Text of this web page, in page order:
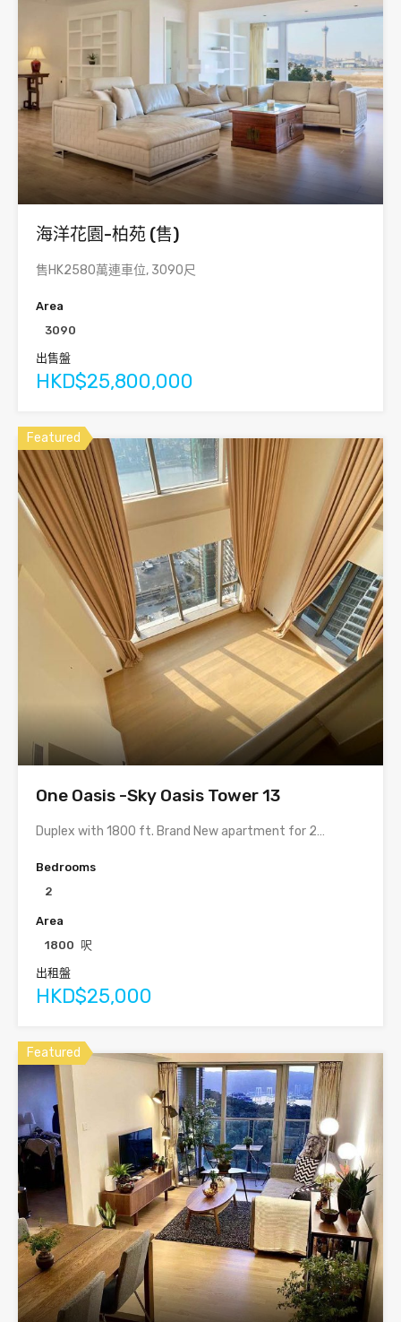
海洋花園-柏苑 (售)
售HK2580萬連車位, 3090尺
Area
3090
出售盤
HKD$25,800,000
Featured
One Oasis -Sky Oasis Tower 13
Duplex with 1800 ft. Brand New apartment for 2…
Bedrooms
2
Area
1800 呎
出租盤
HKD$25,000
Featured